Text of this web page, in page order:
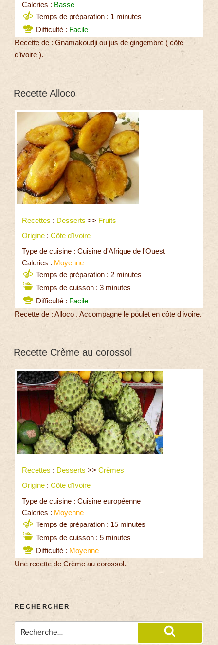
Calories : Basse
Temps de préparation : 1 minutes
Difficulté : Facile
Recette de : Gnamakoudji ou jus de gingembre ( côte
d’ivoire ).
Recette Alloco
Recettes : Desserts >> Fruits
Origine : Côte d'Ivoire
Type de cuisine : Cuisine d'Afrique de l'Ouest
Calories : Moyenne
Temps de préparation : 2 minutes
Temps de cuisson : 3 minutes
Difficulté : Facile
Recette de : Alloco . Accompagne le poulet en côte d’ivoire.
Recette Crème au corossol
Recettes : Desserts >> Crèmes
Origine : Côte d'Ivoire
Type de cuisine : Cuisine européenne
Calories : Moyenne
Temps de préparation : 15 minutes
Temps de cuisson : 5 minutes
Difficulté : Moyenne
Une recette de Crème au corossol.
RECHERCHER